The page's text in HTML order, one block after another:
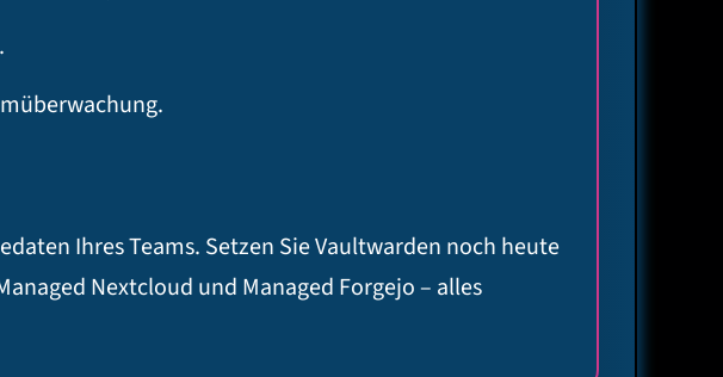
Ihres Teams. Setzen Sie Vaultwarden noch heute
Nextcloud und Managed Forgejo – alles